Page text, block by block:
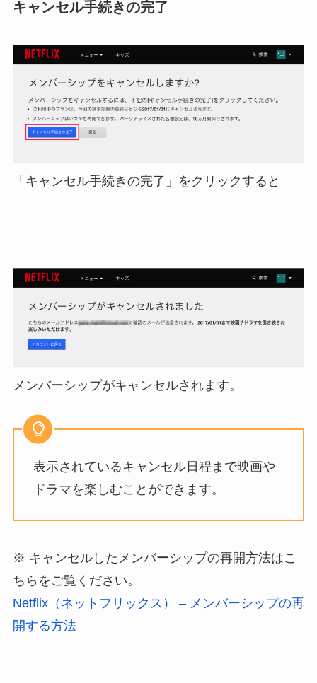
キャンセル手続きの完了
「キャンセル手続きの完了」をクリックすると
メンバーシップがキャンセルされます。
表示されているキャンセル日程まで映画や
ドラマを楽しむことができます。
※ キャンセルしたメンバーシップの再開方法はこ
ちらをご覧ください。
Netflix（ネットフリックス） – メンバーシップの再
開する方法